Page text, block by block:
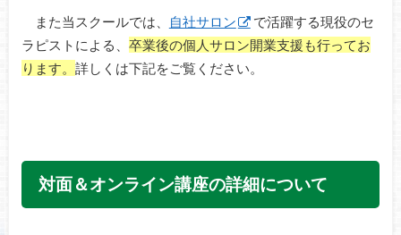
また当スクールでは、 自社サロン
で活躍する現役のセ
ラピストによる、 卒業後の個人サロン開業支援も行ってお
ります。 詳しくは下記をご覧ください。
対面＆オンライン講座の詳細について